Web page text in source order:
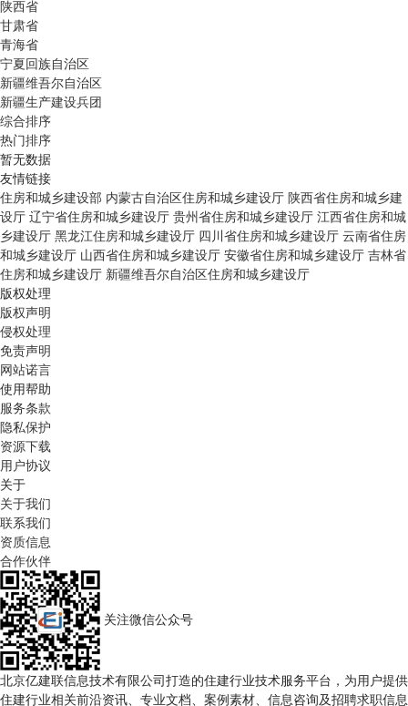
陕西省
甘肃省
青海省
宁夏回族自治区
新疆维吾尔自治区
新疆生产建设兵团
综合排序
热门排序
暂无数据
友情链接
住房和城乡建设部 内蒙古自治区住房和城乡建设厅 陕西省住房和城乡建
设厅 辽宁省住房和城乡建设厅 贵州省住房和城乡建设厅 江西省住房和城
乡建设厅 黑龙江住房和城乡建设厅 四川省住房和城乡建设厅 云南省住房
和城乡建设厅 山西省住房和城乡建设厅 安徽省住房和城乡建设厅 吉林省
住房和城乡建设厅 新疆维吾尔自治区住房和城乡建设厅
版权处理
版权声明
侵权处理
免责声明
网站诺言
使用帮助
服务条款
隐私保护
资源下载
用户协议
关于
关于我们
联系我们
资质信息
合作伙伴
关注微信公众号
北京亿建联信息技术有限公司打造的住建行业技术服务平台，为用户提供
住建行业相关前沿资讯、专业文档、案例素材、信息咨询及招聘求职信息